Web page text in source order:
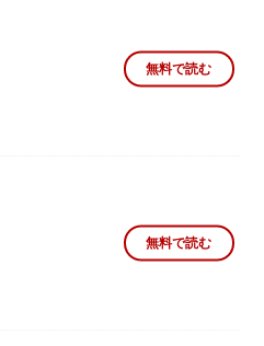
無料で読む
無料で読む